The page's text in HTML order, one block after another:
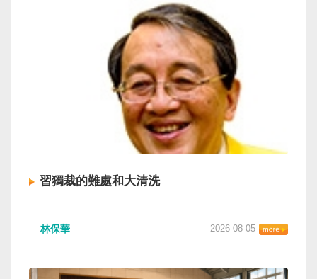
習獨裁的難處和大清洗
林保華 2026-08-05